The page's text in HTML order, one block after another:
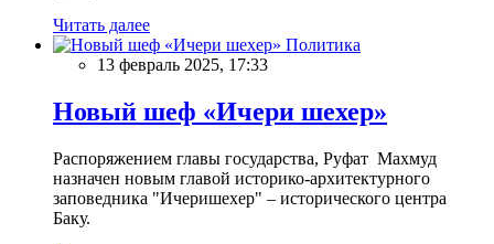
Читать далее
Политика
13 февраль 2025, 17:33
Новый шеф «Ичери шехер»
Распоряжением главы государства, Руфат Махмуд
назначен новым главой историко-архитектурного
заповедника "Ичеришехер" – исторического центра
Баку.